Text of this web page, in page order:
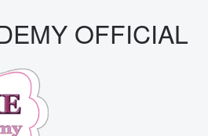
OFFICIAL